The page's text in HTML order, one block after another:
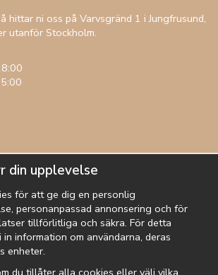
hittar ni oss på Varvsgränd 1 i Jungfrusund,
utanför Stockholm.
till kampanjer, specialerbjudanden och
endast användas till våra nyhetsbrev.
din upplevelse
för att ge dig en personlig
personanpassad annonsering och för
tillförlitliga och säkra. För detta
in information om användarna, deras
enheter.
du tillåter alla cookies eller välj vilka